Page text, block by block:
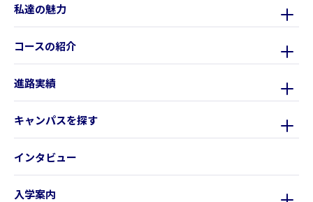
私達の魅力
コースの紹介
進路実績
キャンパスを探す
インタビュー
入学案内